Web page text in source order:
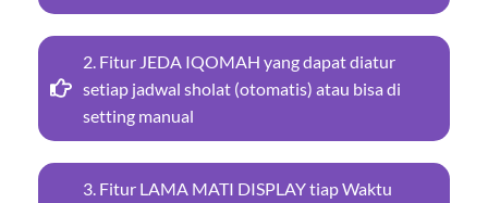
2. Fitur JEDA IQOMAH yang dapat diatur
setiap jadwal sholat (otomatis) atau bisa di
setting manual
3. Fitur LAMA MATI DISPLAY tiap Waktu